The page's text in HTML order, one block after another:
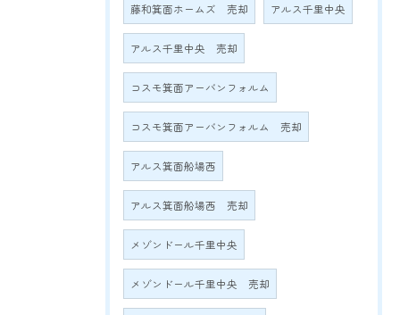
藤和箕面ホームズ 売却 アルス千里中央
アルス千里中央 売却
コスモ箕面アーバンフォルム
コスモ箕面アーバンフォルム 売却
アルス箕面船場西
アルス箕面船場西 売却
メゾンドール千里中央
メゾンドール千里中央 売却